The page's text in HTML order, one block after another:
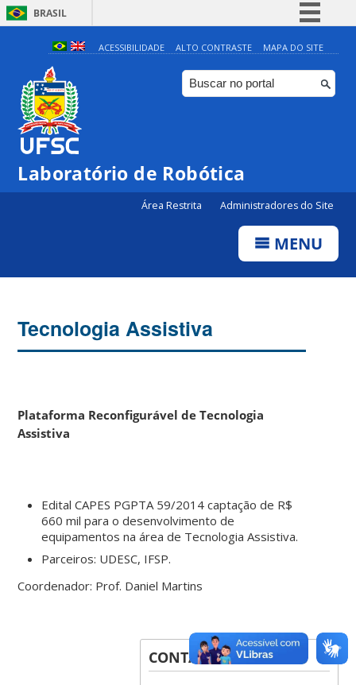
BRASIL
Simplifique!
Comunica BR
Participe
Canais
ACESSIBILIDADE ALTO CONTRASTE MAPA DO SITE
Laboratório de Robótica
Área Restrita Administradores do Site
MENU
Tecnologia Assistiva
Plataforma Reconfigurável de Tecnologia
Assistiva
Edital CAPES PGPTA 59/2014 captação de R$
660 mil para o desenvolvimento de
equipamentos na área de Tecnologia Assistiva.
Parceiros: UDESC, IFSP.
Coordenador: Prof. Daniel Martins
CONTATOS